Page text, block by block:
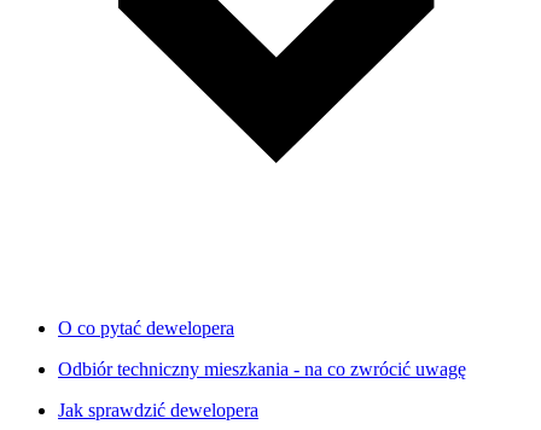
O co pytać dewelopera
Odbiór techniczny mieszkania - na co zwrócić uwagę
Jak sprawdzić dewelopera